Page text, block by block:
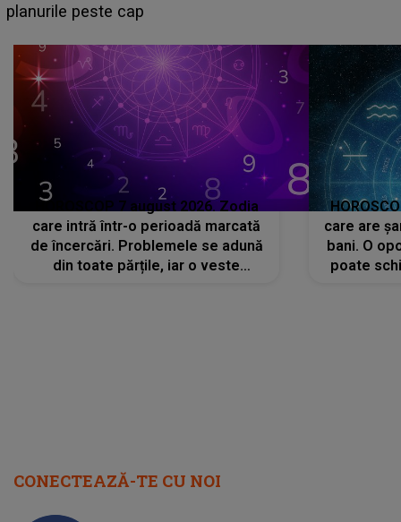
sa: "I-am spus și ei în față, eu nu te iubesc pentru
HOROSCOP 7 august 2026. Zodia
care intră într-o perioadă marcată
de încercări. Problemele se adună
din toate părțile, iar o veste
care are
bani. O
poate
CONECTEAZĂ-TE CU NOI